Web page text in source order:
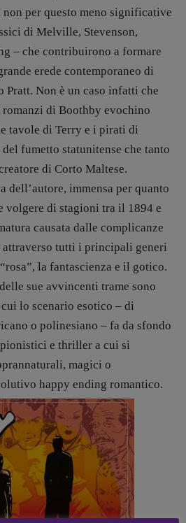
,Elio
,Valentina
, Nicole
Tania Tonin
in breve:
com]
com]
kids e social
com]
per questo meno significative
di Melville, Stevenson,
– che contribuirono a formare
erede contemporaneo di
Pratt. Non è un caso infatti che
di Boothby evochino
tavole di Terry e i pirati di
fumetto statunitense che tanto
di Corto Maltese.
dell’autore, immensa per quanto
volgere di stagioni tra il 1894 e
causata dalle complicanze
attraverso tutti i principali generi
la fantascienza e il gotico.
sue avvincenti trame sono
lo scenario esotico – di
o polinesiano – fa da sfondo
e thriller a cui si
magici o
happy ending romantico.